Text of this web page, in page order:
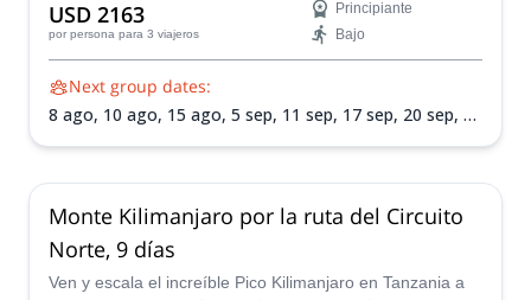
USD 2163
por persona para 3 viajeros
Principiante
Bajo
Next group dates:
8 ago, 10 ago, 15 ago, 5 sep, 11 sep, 17 sep, 20 sep, 22
12 nov,14 nov,18 nov,21 nov,25 nov,28 nov,2 dic,5
dic,9 dic,12 dic,16 dic, 19 dic, 23 dic, 26 dic,30 dic,2
ene 2027
Monte Kilimanjaro por la ruta del Circuito
Norte, 9 días
Ven y escala el increíble Pico Kilimanjaro en Tanzania a